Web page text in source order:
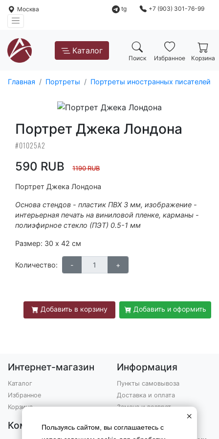
Москва tg +7 (903) 301-76-99
Каталог
Поиск Избранное Корзина
Главная Портреты Портреты иностранных писателей
Портрет Джека Лондона
#01025А2
590 RUB 1190 RUB
Портрет Джека Лондона
Основа стендов - пластик ПВХ 3 мм, изображение -
интерьерная печать на виниловой пленке, карманы -
полиэфирное стекло (ПЭТ) 0.5-1 мм
Размер: 30 х 42 см
Количество:
Добавить в корзину Добавить и оформить
Интернет-магазин
Каталог
Избранное
Корзина
Информация
Пункты самовывоза
Доставка и оплата
Замена и возврат
Компания Контакты
×
Пользуясь сайтом, вы соглашаетесь с